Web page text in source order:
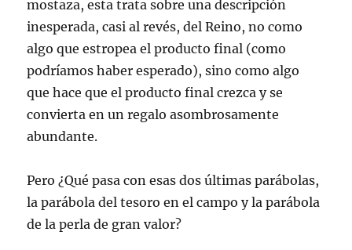
mostaza, esta trata sobre una descripción
inesperada, casi al revés, del Reino, no como
algo que estropea el producto final (como
podríamos haber esperado), sino como algo
que hace que el producto final crezca y se
convierta en un regalo asombrosamente
abundante.
Pero ¿Qué pasa con esas dos últimas parábolas,
la parábola del tesoro en el campo y la parábola
de la perla de gran valor?